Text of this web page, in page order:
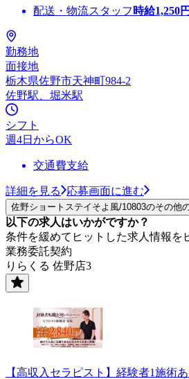
配送・物流スタッフ 時給1,250
勤務地
面接地
栃木県佐野市天神町984-2
佐野駅、堀米駅
シフト
週4日からOK
交通費支給
詳細を見る 応募画面に進む
佐野ショートステイそよ風/10803のその他
以下の求人はいかがですか？
条件を緩めてヒットした求人情報を
業務委託契約
りらくる 佐野店3
【高収入セラピスト】経験者1施術